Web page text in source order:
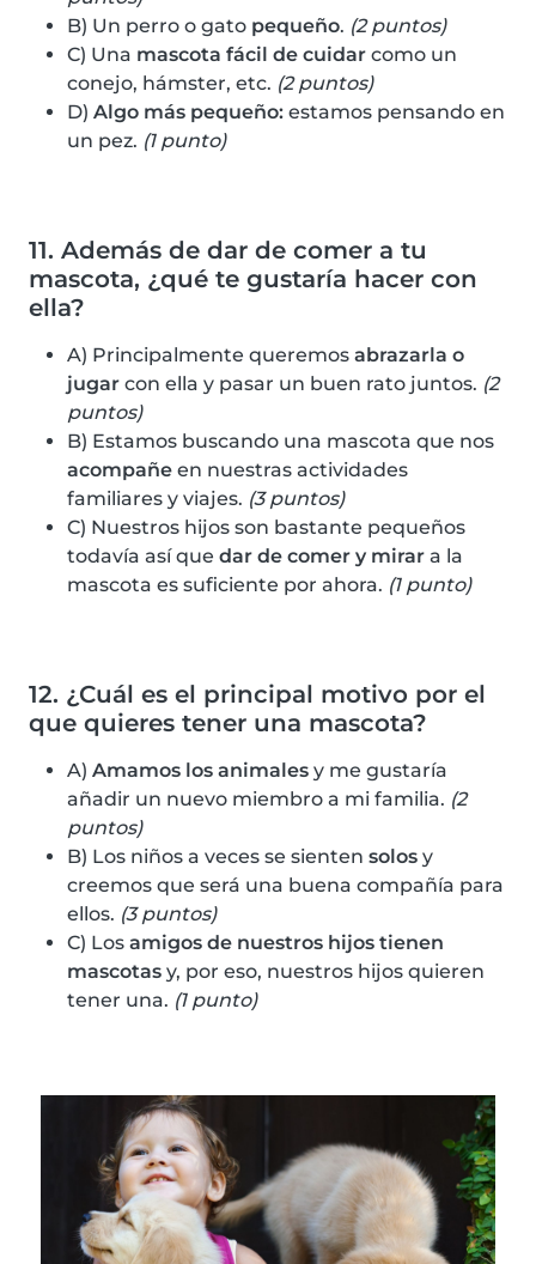
B) Un perro o gato pequeño. (2 puntos)
C) Una mascota fácil de cuidar como un
conejo, hámster, etc. (2 puntos)
D) Algo más pequeño: estamos pensando en
un pez. (1 punto)
11. Además de dar de comer a tu
mascota, ¿qué te gustaría hacer con
ella?
A) Principalmente queremos abrazarla o
jugar con ella y pasar un buen rato juntos. (2
puntos)
B) Estamos buscando una mascota que nos
acompañe en nuestras actividades
familiares y viajes. (3 puntos)
C) Nuestros hijos son bastante pequeños
todavía así que dar de comer y mirar a la
mascota es suficiente por ahora. (1 punto)
12. ¿Cuál es el principal motivo por el
que quieres tener una mascota?
A) Amamos los animales y me gustaría
añadir un nuevo miembro a mi familia. (2
puntos)
B) Los niños a veces se sienten solos y
creemos que será una buena compañía para
ellos. (3 puntos)
C) Los amigos de nuestros hijos tienen
mascotas y, por eso, nuestros hijos quieren
tener una. (1 punto)